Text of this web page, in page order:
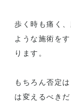
歩く時も痛く
ような施術を
ります。
もちろん否定
は変えるべき